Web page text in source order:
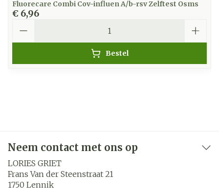
Fluorecare Combi Cov-influen A/b-rsv Zelftest Osms
€ 6,96
Bestel
Neem contact met ons op
LORIES GRIET
Frans Van der Steenstraat 21
1750 Lennik